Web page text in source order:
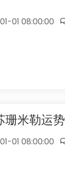
01 08:00:00
珊米勒运势
01 08:00:00